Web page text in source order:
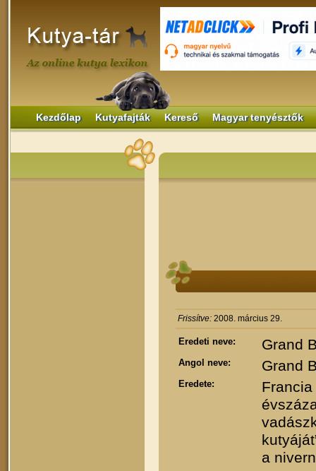
Kezdőlap Kutyafajták Kereső Magyar tenyésztők
Frissítve: 2008. március 29.
Eredeti neve: Grand
Angol neve: Grand
Eredete:
a